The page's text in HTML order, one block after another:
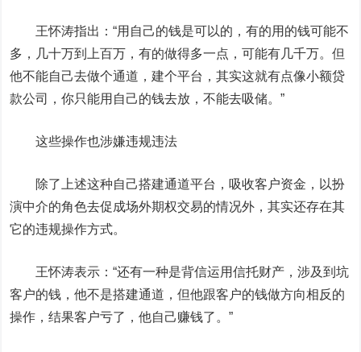
王怀涛指出：“用自己的钱是可以的，有的用的钱可能不
多，几十万到上百万，有的做得多一点，可能有几千万。但
他不能自己去做个通道，建个平台，其实这就有点像小额贷
款公司，你只能用自己的钱去放，不能去吸储。”
这些操作也涉嫌违规违法
除了上述这种自己搭建通道平台，吸收客户资金，以扮
演中介的角色去促成场外期权交易的情况外，其实还存在其
它的违规操作方式。
王怀涛表示：“还有一种是背信运用信托财产，涉及到坑
客户的钱，他不是搭建通道，但他跟客户的钱做方向相反的
操作，结果客户亏了，他自己赚钱了。”